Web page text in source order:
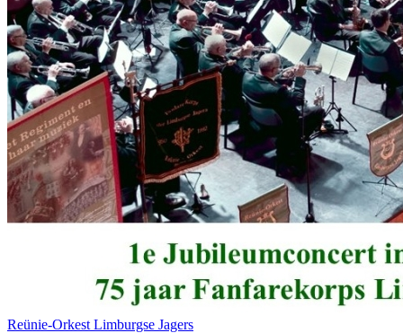
Reünie-Orkest Limburgse Jagers